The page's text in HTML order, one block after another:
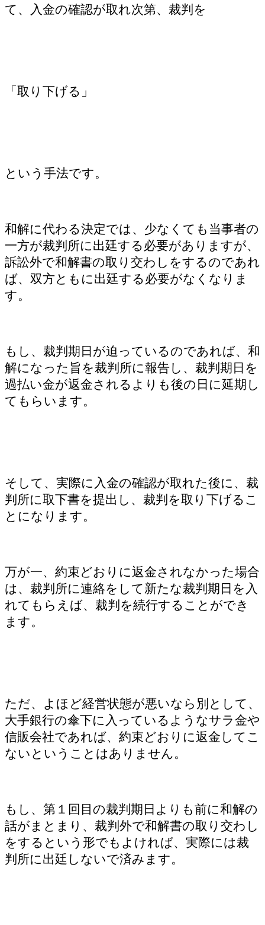
て、入金の確認が取れ次第、裁判を
「取り下げる」
という手法です。
和解に代わる決定では、少なくても当事者の
一方が裁判所に出廷する必要がありますが、
訴訟外で和解書の取り交わしをするのであれ
ば、双方ともに出廷する必要がなくなりま
す。
もし、裁判期日が迫っているのであれば、和
解になった旨を裁判所に報告し、裁判期日を
過払い金が返金されるよりも後の日に延期し
てもらいます。
そして、実際に入金の確認が取れた後に、裁
判所に取下書を提出し、裁判を取り下げるこ
とになります。
万が一、約束どおりに返金されなかった場合
は、裁判所に連絡をして新たな裁判期日を入
れてもらえば、裁判を続行することができ
ます。
ただ、よほど経営状態が悪いなら別として、
大手銀行の傘下に入っているようなサラ金や
信販会社であれば、約束どおりに返金してこ
ないということはありません。
もし、第１回目の裁判期日よりも前に和解の
話がまとまり、裁判外で和解書の取り交わし
をするという形でもよければ、実際には裁
判所に出廷しないで済みます。